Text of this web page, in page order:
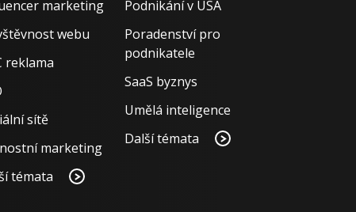
marketing
webu
reklama
sítě
marketing
témata
Podnikání v USA
Poradenství pro
podnikatele
SaaS byznys
Umělá inteligence
Další témata